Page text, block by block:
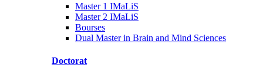
Master 1 IMaLiS
Master 2 IMaLiS
Bourses
Dual Master in Brain and Mind Sciences
Doctorat